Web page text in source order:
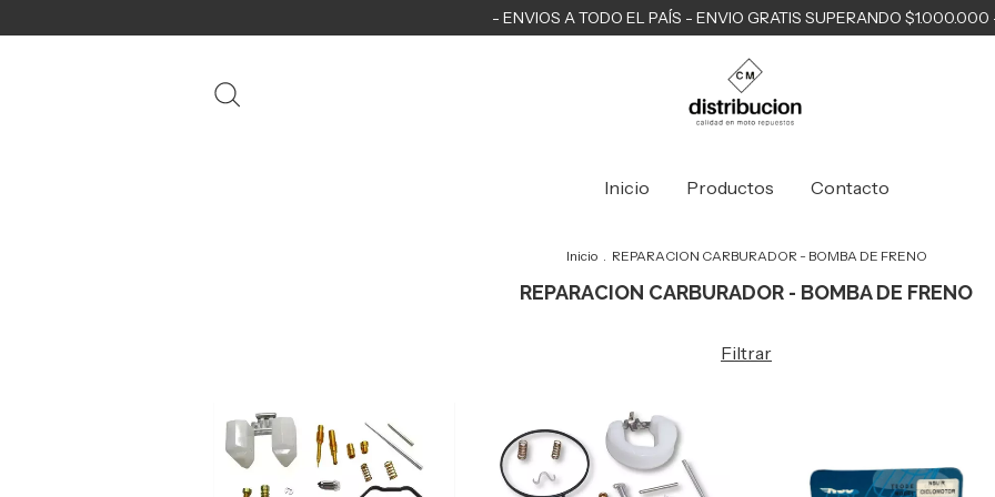
- ENVIOS A TODO EL PAÍS - ENVIO GRATIS SUPERANDO $1.000.000
Inicio Productos Contacto
Inicio REPARACION CARBURADOR - BOMBA DE FRENO
REPARACION CARBURADOR - BOMBA DE FRENO
Filtrar